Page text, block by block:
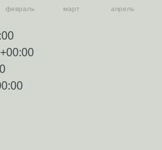
февраль март апрель